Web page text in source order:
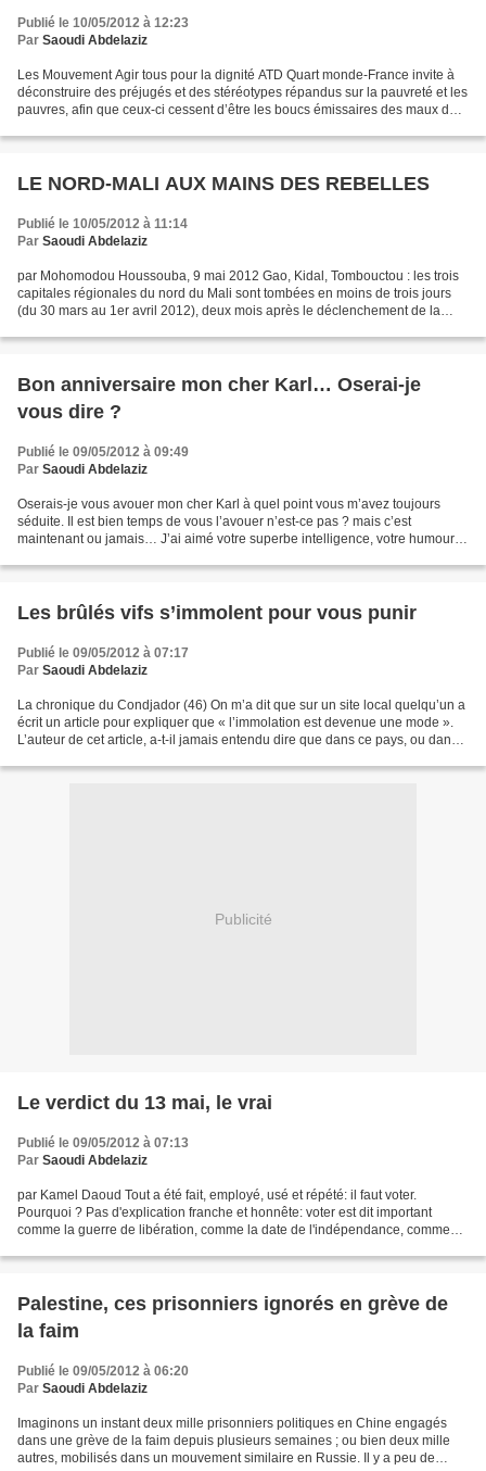
Publié le 10/05/2012 à 12:23
Par Saoudi Abdelaziz
Les Mouvement Agir tous pour la dignité ATD Quart monde-France invite à
déconstruire des préjugés et des stéréotypes répandus sur la pauvreté et les
pauvres, afin que ceux-ci cessent d’être les boucs émissaires des maux de
LE NORD-MALI AUX MAINS DES REBELLES
Publié le 10/05/2012 à 11:14
Par Saoudi Abdelaziz
par Mohomodou Houssouba, 9 mai 2012 Gao, Kidal, Tombouctou : les trois
capitales régionales du nord du Mali sont tombées en moins de trois jours
(du 30 mars au 1er avril 2012), deux mois après le déclenchement de la
Bon anniversaire mon cher Karl… Oserai-je
vous dire ?
Publié le 09/05/2012 à 09:49
Par Saoudi Abdelaziz
Oserais-je vous avouer mon cher Karl à quel point vous m’avez toujours
séduite. Il est bien temps de vous l’avouer n’est-ce pas ? mais c’est
maintenant ou jamais… J’ai aimé votre superbe intelligence, votre humour
Les brûlés vifs s’immolent pour vous punir
Publié le 09/05/2012 à 07:17
Par Saoudi Abdelaziz
La chronique du Condjador (46) On m’a dit que sur un site local quelqu’un a
écrit un article pour expliquer que « l’immolation est devenue une mode ».
L’auteur de cet article, a-t-il jamais entendu dire que dans ce pays, ou dans
Publicité
Le verdict du 13 mai, le vrai
Publié le 09/05/2012 à 07:13
Par Saoudi Abdelaziz
par Kamel Daoud Tout a été fait, employé, usé et répété: il faut voter.
Pourquoi ? Pas d'explication franche et honnête: voter est dit important
comme la guerre de libération, comme la date de l'indépendance, comme
Palestine, ces prisonniers ignorés en grève de
la faim
Publié le 09/05/2012 à 06:20
Par Saoudi Abdelaziz
Imaginons un instant deux mille prisonniers politiques en Chine engagés
dans une grève de la faim depuis plusieurs semaines ; ou bien deux mille
autres, mobilisés dans un mouvement similaire en Russie. Il y a peu de